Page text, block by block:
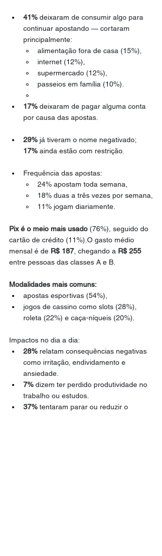
41% deixaram de consumir algo para
continuar apostando — cortaram
principalmente:
alimentação fora de casa (15%),
internet (12%),
supermercado (12%),
passeios em família (10%).
17% deixaram de pagar alguma conta
por causa das apostas.
29% já tiveram o nome negativado;
17% ainda estão com restrição.
Frequência das apostas:
24% apostam toda semana,
18% duas a três vezes por semana,
11% jogam diariamente.
Pix é o meio mais usado (76%), seguido do
cartão de crédito (11%).O gasto médio
mensal é de R$ 187, chegando a R$ 255
entre pessoas das classes A e B.
Modalidades mais comuns:
apostas esportivas (54%),
jogos de cassino como slots (28%),
roleta (22%) e caça-níqueis (20%).
Impactos no dia a dia:
28% relatam consequências negativas
como irritação, endividamento e
ansiedade.
7% dizem ter perdido produtividade no
trabalho ou estudos.
37% tentaram parar ou reduzir o